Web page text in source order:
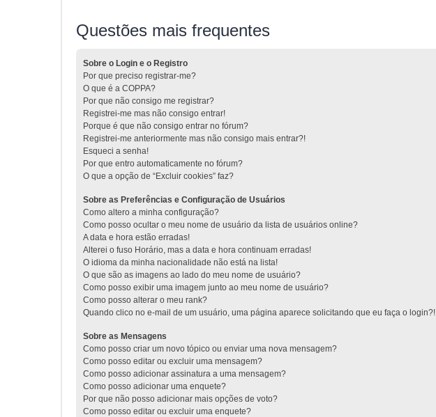
Questões mais frequentes
Sobre o Login e o Registro
Por que preciso registrar-me?
O que é a COPPA?
Por que não consigo me registrar?
Registrei-me mas não consigo entrar!
Porque é que não consigo entrar no fórum?
Registrei-me anteriormente mas não consigo mais entrar?!
Esqueci a senha!
Por que entro automaticamente no fórum?
O que a opção de “Excluir cookies” faz?
Sobre as Preferências e Configuração de Usuários
Como altero a minha configuração?
Como posso ocultar o meu nome de usuário da lista de usuários online?
A data e hora estão erradas!
Alterei o fuso Horário, mas a data e hora continuam erradas!
O idioma da minha nacionalidade não está na lista!
O que são as imagens ao lado do meu nome de usuário?
Como posso exibir uma imagem junto ao meu nome de usuário?
Como posso alterar o meu rank?
Quando clico no e-mail de um usuário, uma página aparece solicitando que eu faça o login?!
Sobre as Mensagens
Como posso criar um novo tópico ou enviar uma nova mensagem?
Como posso editar ou excluir uma mensagem?
Como posso adicionar assinatura a uma mensagem?
Como posso adicionar uma enquete?
Por que não posso adicionar mais opções de voto?
Como posso editar ou excluir uma enquete?